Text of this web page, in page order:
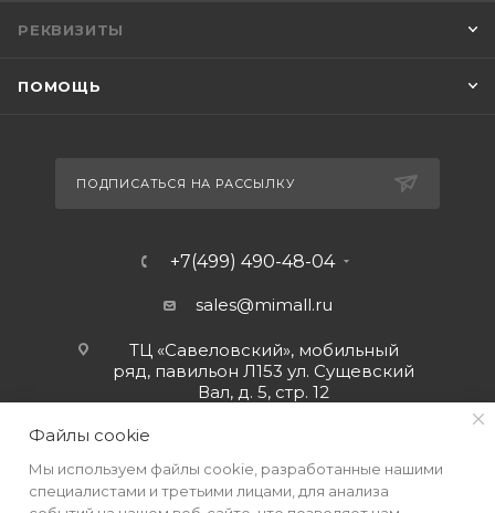
РЕКВИЗИТЫ
ПОМОЩЬ
ПОДПИСАТЬСЯ НА РАССЫЛКУ
+7(499) 490-48-04
sales@mimall.ru
ТЦ «Савеловский», мобильный
ряд, павильон Л153 ул. Сущевский
Вал, д. 5, стр. 12
Файлы cookie
Мы используем файлы cookie, разработанные нашими
специалистами и третьими лицами, для анализа